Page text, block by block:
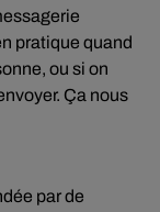
pratique quand
ou si on
Ça nous
par de